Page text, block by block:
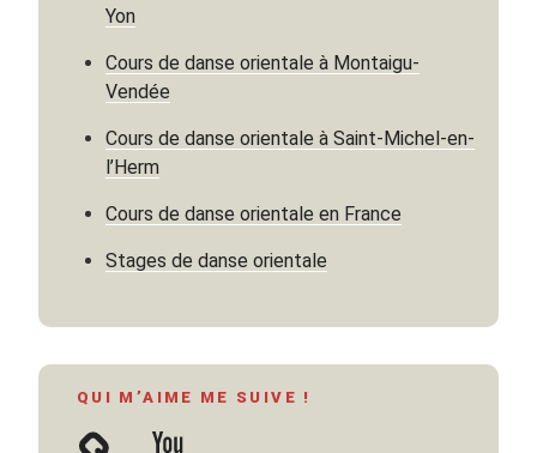
ibn
du
de
Yon
Cours de danse orientale à Montaigu-
Vendée
Cours de danse orientale à Saint-Michel-en-
l’Herm
Cours de danse orientale en France
Stages de danse orientale
QUI M’AIME ME SUIVE !
YouTube